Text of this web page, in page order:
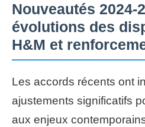
Nouveautés 2024-
évolutions des
H&M et
Les accords récents ont
ajustements significatifs
aux enjeux